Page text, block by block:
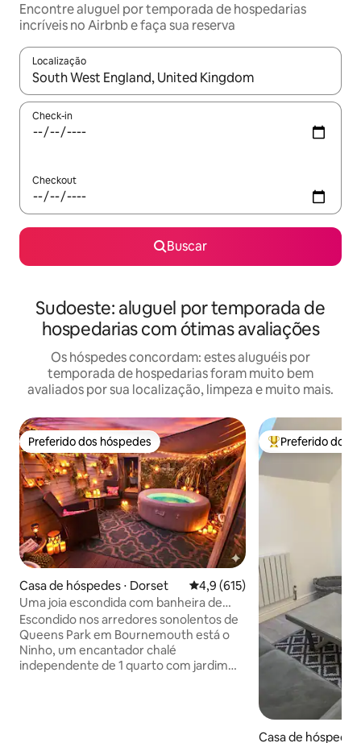
Encontre aluguel por temporada de hospedarias
incríveis no Airbnb e faça sua reserva
Localização
Quando os resultados estiverem disponíveis, explore-os
Check-in
Checkout
Buscar
Sudoeste: aluguel por temporada de
hospedarias com ótimas avaliações
Os hóspedes concordam: estes aluguéis por
temporada de hospedarias foram muito bem
avaliados por sua localização, limpeza e muito mais.
Preferido dos hóspedes
Preferido dos hóspedes
Casa de hóspedes ⋅ Dorset 4,9 de uma avaliação média de
4,9 (615)
Uma joia escondida com banheira de
hidromassagem privativa e jardim.
Escondido nos arredores sonolentos de
Queens Park em Bournemouth está o
Ninho, um encantador chalé
independente de 1 quarto com jardim
Entre os
Preferido dos
Casa de